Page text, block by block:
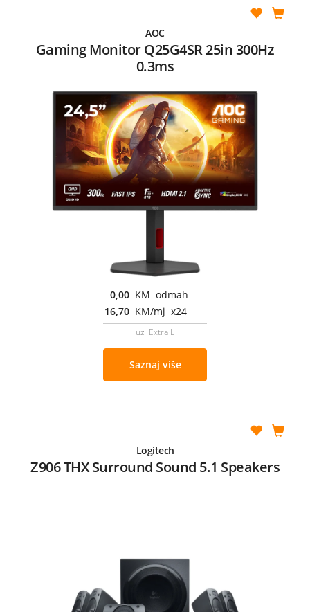
AOC
Gaming Monitor Q25G4SR 25in 300Hz
0.3ms
0,00 KM odmah
16,70 KM/mj x24
uz Extra L
Saznaj više
Logitech
Z906 THX Surround Sound 5.1 Speakers